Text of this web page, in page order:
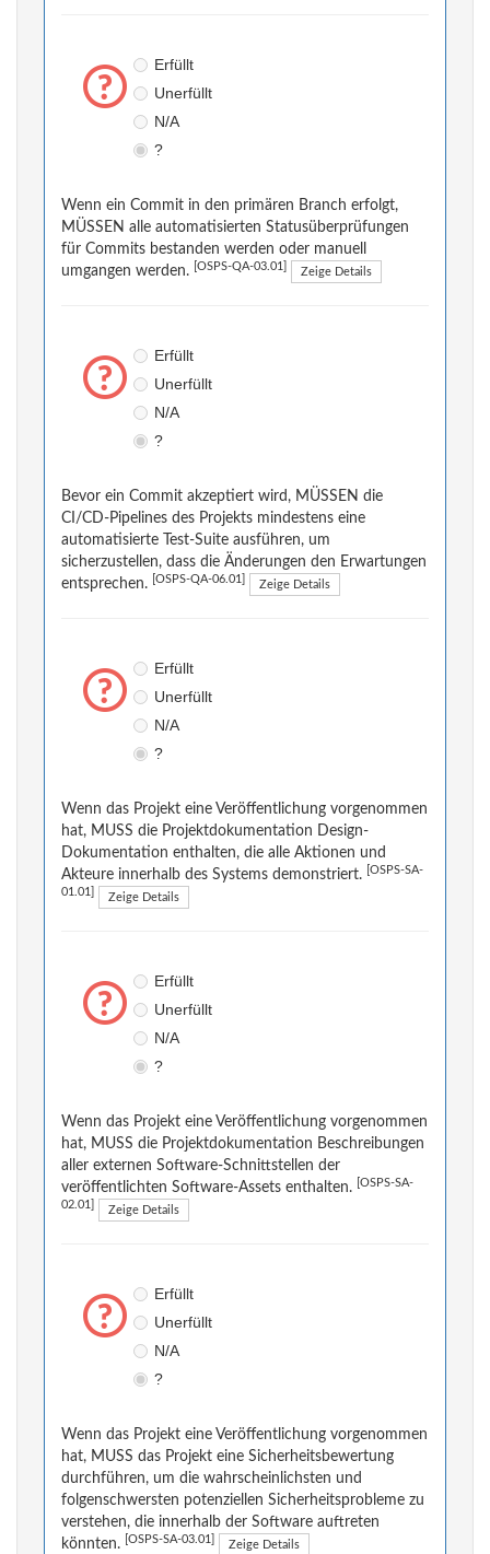
Erfüllt
Unerfüllt
N/A
?
Wenn ein Commit in den primären Branch erfolgt,
MÜSSEN alle automatisierten Statusüberprüfungen
für Commits bestanden werden oder manuell
umgangen werden.
[OSPS-QA-03.01] Zeige Details
Erfüllt
Unerfüllt
N/A
?
Bevor ein Commit akzeptiert wird, MÜSSEN die
CI/CD-Pipelines des Projekts mindestens eine
automatisierte Test-Suite ausführen, um
sicherzustellen, dass die Änderungen den Erwartungen
entsprechen.
[OSPS-QA-06.01] Zeige Details
Erfüllt
Unerfüllt
N/A
?
Wenn das Projekt eine Veröffentlichung vorgenommen
hat, MUSS die Projektdokumentation Design-
Dokumentation enthalten, die alle Aktionen und
Akteure innerhalb des Systems demonstriert.
[OSPS-SA-
01.01] Zeige Details
Erfüllt
Unerfüllt
N/A
?
Wenn das Projekt eine Veröffentlichung vorgenommen
hat, MUSS die Projektdokumentation Beschreibungen
aller externen Software-Schnittstellen der
veröffentlichten Software-Assets enthalten.
[OSPS-SA-
02.01] Zeige Details
Erfüllt
Unerfüllt
N/A
?
Wenn das Projekt eine Veröffentlichung vorgenommen
hat, MUSS das Projekt eine Sicherheitsbewertung
durchführen, um die wahrscheinlichsten und
folgenschwersten potenziellen Sicherheitsprobleme zu
verstehen, die innerhalb der Software auftreten
könnten.
[OSPS-SA-03.01] Zeige Details